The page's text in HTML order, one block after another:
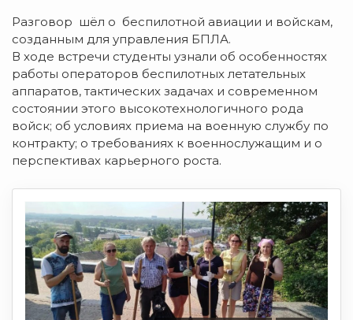
Разговор шёл о беспилотной авиации и войскам,
созданным для управления БПЛА.
В ходе встречи студенты узнали об особенностях
работы операторов беспилотных летательных
аппаратов, тактических задачах и современном
состоянии этого высокотехнологичного рода
войск; об условиях приема на военную службу по
контракту; о требованиях к военнослужащим и о
перспективах карьерного роста.